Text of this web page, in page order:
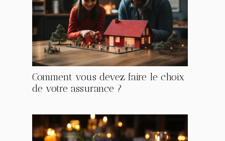
Comment vous devez faire le choix
de votre assurance ?